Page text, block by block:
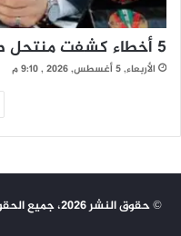
5 أخطاء كشفت منتحل صفة قاضٍ قبل محاكمته
الأربعاء, 5 أغسطس, 2026 , 9:10 م
© حقوق النشر 2026، جميع الحقوق محفوظة |